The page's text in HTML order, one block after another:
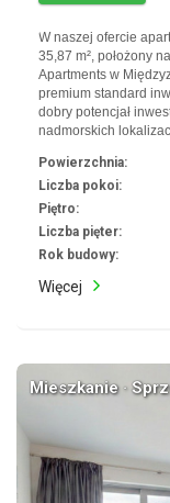
W naszej ofercie
35,87 m², położony
Apartments w
premium standard
dobry potencjał
nadmorskich
Powierzchnia:
Liczba pokoi:
Piętro:
Liczba pięter:
Rok budowy:
Więcej
Mieszkanie ·